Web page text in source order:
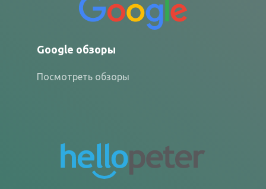
Google обзоры
Посмотреть обзоры